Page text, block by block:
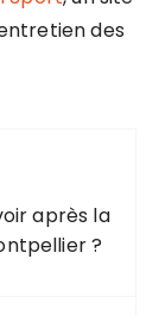
des
après la
?